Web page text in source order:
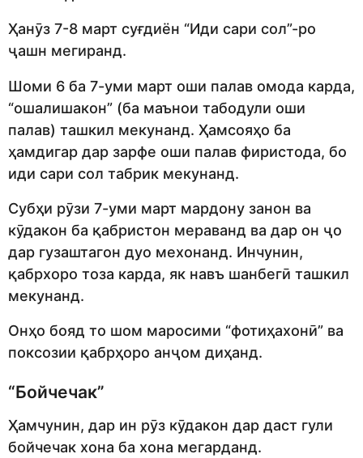
Ҳанӯз 7-8 март суғдиён “Иди сари сол”-ро
ҷашн мегиранд.
Шоми 6 ба 7-уми март оши палав омода карда,
“ошалишакон” (ба маънои табодули оши
палав) ташкил мекунанд. Ҳамсояҳо ба
ҳамдигар дар зарфе оши палав фиристода, бо
иди сари сол табрик мекунанд.
Субҳи рӯзи 7-уми март мардону занон ва
кӯдакон ба қабристон мераванд ва дар он ҷо
дар гузаштагон дуо мехонанд. Инчунин,
қабрхоро тоза карда, як навъ шанбегӣ ташкил
мекунанд.
Онҳо бояд то шом маросими “фотиҳахонӣ” ва
поксозии қабрҳоро анҷом диҳанд.
“Бойчечак”
Ҳамчунин, дар ин рӯз кӯдакон дар даст гули
бойчечак хона ба хона мегарданд.